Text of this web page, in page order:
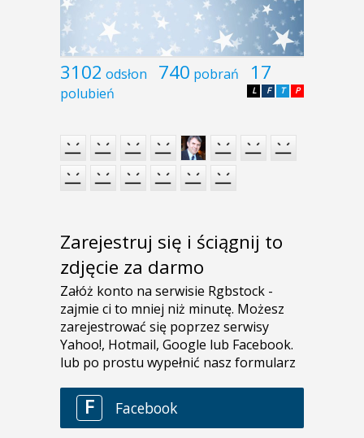
3102 odsłon 740 pobrań 17
polubień P
T
F
L
Zarejestruj się i ściągnij to
zdjęcie za darmo